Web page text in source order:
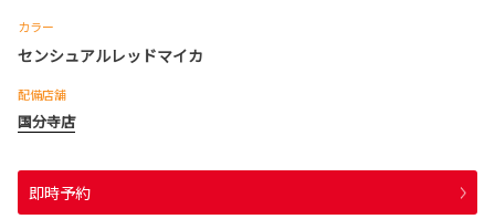
カラー
センシュアルレッドマイカ
配備店舗
国分寺店
即時予約